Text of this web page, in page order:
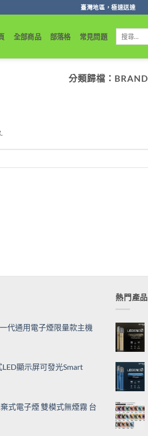
臺灣地區，極速送達
全部商品 部落格 常見問題
鍵
分類歸檔： BRAND
代通用電子煙限量款主機
顯示屏可發光Smart
式電子煙 雙模式無煙霧 台
熱門產品